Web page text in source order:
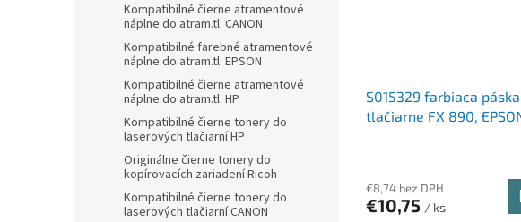
Kompatibilné čierne atramentové
náplne do atram.tl. CANON
Kompatibilné farebné atramentové
náplne do atram.tl. EPSON
Kompatibilné čierne atramentové
náplne do atram.tl. HP
Kompatibilné čierne tonery do
laserových tlačiarní HP
Originálne čierne tonery do
kopírovacích zariadení Ricoh
Kompatibilné čierne tonery do
laserových tlačiarní CANON
S015329 farbiaca
tlačiarne FX 890,
€8,74 bez DPH
€10,75 / ks